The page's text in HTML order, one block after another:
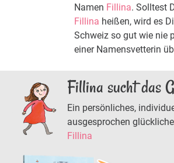
Namen Fillina. Solltest
Fillina heißen, wird es
Schweiz so gut wie nie
einer Namensvetterin
Fillina sucht das
Ein persönliches,
ausgesprochen
Fillina